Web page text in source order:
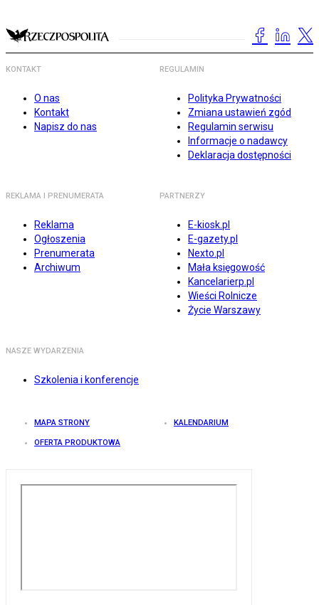
KONTAKT
O nas
Kontakt
Napisz do nas
REGULAMIN
Polityka Prywatności
Zmiana ustawień zgód
Regulamin serwisu
Informacje o nadawcy
Deklaracja dostępności
REKLAMA I PRENUMERATA
Reklama
Ogłoszenia
Prenumerata
Archiwum
PARTNERZY
E-kiosk.pl
E-gazety.pl
Nexto.pl
Mała księgowość
Kancelarierp.pl
Wieści Rolnicze
Życie Warszawy
NASZE WYDARZENIA
Szkolenia i konferencje
MAPA STRONY KALENDARIUM
OFERTA PRODUKTOWA